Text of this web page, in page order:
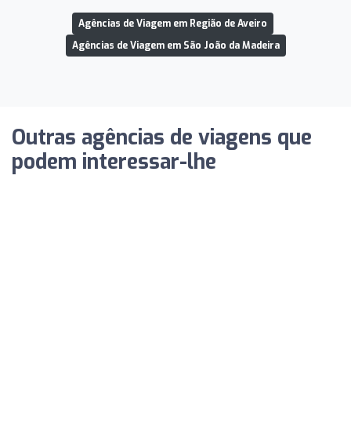
Agências de Viagem em Região de Aveiro
Agências de Viagem em São João da Madeira
Outras agências de viagens que
podem interessar-lhe